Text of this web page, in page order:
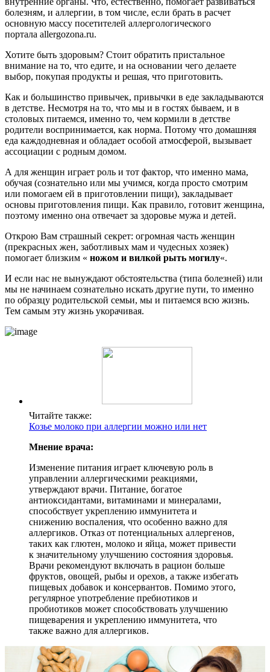
болезням, и аллергии, в том числе, если брать в расчет
основную массу посетителей аллергологического
портала allergozona.ru.
Хотите быть здоровым? Стоит обратить пристальное
внимание на то, что едите, и на основании чего делаете
выбор, покупая продукты и решая, что приготовить.
Как и большинство привычек, привычки в еде закладываются
в детстве. Несмотря на то, что мы и в гостях бываем, и в
столовых питаемся, именно то, чем кормили в детстве
родители воспринимается, как норма. Потому что домашняя
еда каждодневная и обладает особой атмосферой, вызывает
ассоциации с родным домом.
А для женщин играет роль и тот фактор, что именно мама,
обучая (сознательно или мы учимся, когда просто смотрим
или помогаем ей в приготовлении пищи), закладывает
основы приготовления пищи. Как правило, готовит женщина,
поэтому именно она отвечает за здоровье мужа и детей.
Открою Вам страшный секрет: огромная часть женщин
(прекрасных жен, заботливых мам и чудесных хозяек)
помогает близким « ножом и вилкой рыть могилу«.
И если нас не вынуждают обстоятельства (типа болезней) или
мы не начинаем сознательно искать другие пути, то именно
по образцу родительской семьи, мы и питаемся всю жизнь.
Тем самым эту жизнь укорачивая.
Читайте также:
Козье молоко при аллергии можно или нет
Мнение врача:
Изменение питания играет ключевую роль в
управлении аллергическими реакциями,
утверждают врачи. Питание, богатое
антиоксидантами, витаминами и минералами,
способствует укреплению иммунитета и
снижению воспаления, что особенно важно для
аллергиков. Отказ от потенциальных аллергенов,
таких как глютен, молоко и яйца, может привести
к значительному улучшению состояния здоровья.
Врачи рекомендуют включать в рацион больше
фруктов, овощей, рыбы и орехов, а также избегать
пищевых добавок и консервантов. Помимо этого,
регулярное употребление пребиотиков и
пробиотиков может способствовать улучшению
пищеварения и укреплению иммунитета, что
также важно для аллергиков.